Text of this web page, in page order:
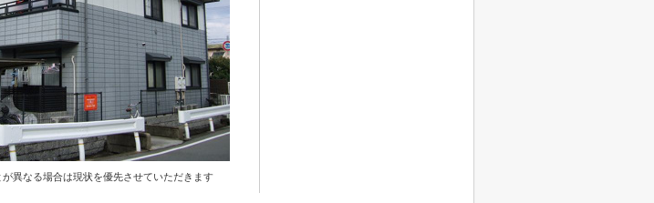
異なる場合は現状を優先させていただきます